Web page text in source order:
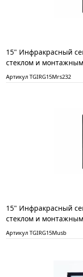
15" Инфракрасный
стеклом и
Артикул TGIRG15Mrs232
15" Инфракрасный
стеклом и
Артикул TGIRG15Musb